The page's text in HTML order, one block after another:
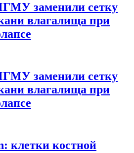
заменили сетку
влагалища при
заменили сетку
влагалища при
клетки костной